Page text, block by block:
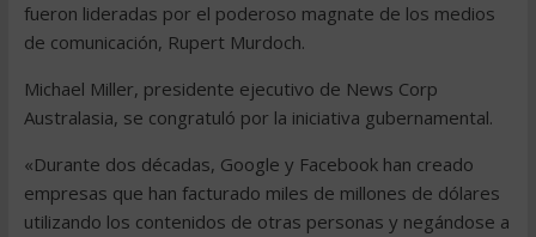
fueron lideradas por el poderoso magnate de los medios
de comunicación, Rupert Murdoch.
Michael Miller, presidente ejecutivo de News Corp
Australasia, se congratuló por la iniciativa gubernamental.
«Durante dos décadas, Google y Facebook han creado
empresas que han facturado miles de millones de dólares
utilizando los contenidos de otras personas y negándose a